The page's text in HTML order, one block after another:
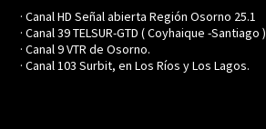
· Canal HD Señal abierta Región Osorno 25.1
· Canal 39 TELSUR-GTD ( Coyhaique -Santiago )
· Canal 9 VTR de Osorno.
· Canal 103 Surbit, en Los Ríos y Los Lagos.